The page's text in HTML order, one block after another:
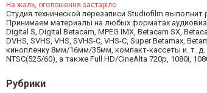
На жаль, оголошення застаріло
Студия технической перезаписи Studiofilm
Принимаем материалы на любых форматах
Digital S, Digital Betacam, MPEG IMX, Betacam SX,
DVHS, SVHS, VHS, SVHS-C, VHS-C, Super Betamax,
кинопленку 8мм/16мм/35мм, компакт-кассеты и. т.
NTSC(525/60), а также Full HD/CineAlta 720p, 1080i,
Рубрики